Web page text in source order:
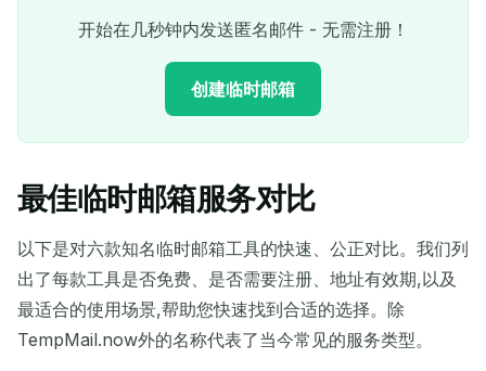
开始在几秒钟内发送匿名邮件 - 无需注册！
创建临时邮箱
您的临时电子邮件地址：
复制 二维码
最佳临时邮箱服务对比
以下是对六款知名临时邮箱工具的快速、公正对比。我们列
出了每款工具是否免费、是否需要注册、地址有效期,以及
最适合的使用场景,帮助您快速找到合适的选择。除
TempMail.now外的名称代表了当今常见的服务类型。